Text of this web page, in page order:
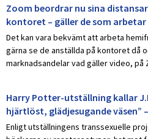
Zoom beordrar nu sina
kontoret – gäller de som
Det kan vara bekvämt att arbeta
gärna se de anställda på kontoret då
marknadsandelar vad gäller video, på
Harry Potter-utställning kallar
hjärtlöst, glädjesugande väsen”
Enligt utställningens transsexuelle